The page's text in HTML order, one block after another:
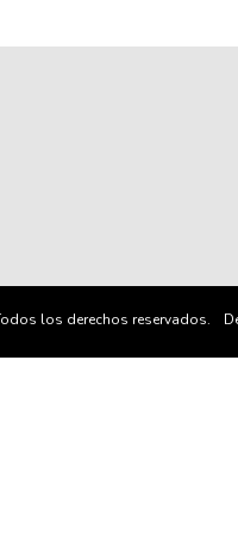
los derechos reservados.